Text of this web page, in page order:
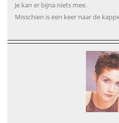
Je kan er bijna niets mee.
Misschien is een keer naar de